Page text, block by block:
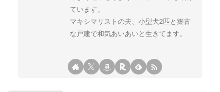
ています。
マキシマリストの夫、小型犬2匹と築古
な戸建で和気あいあいと生きてます。